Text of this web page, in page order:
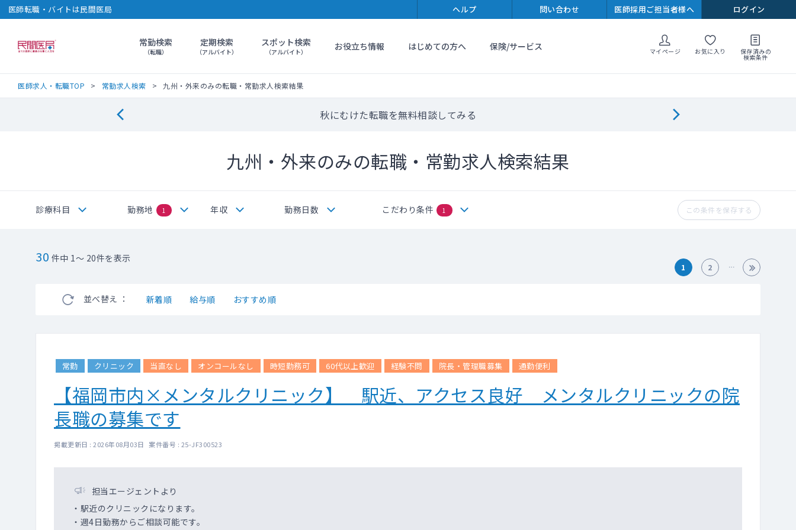
医師転職・バイトは民間医局 ヘルプ 問い合わせ 医師採用ご担当者様へ ログイン
民間医局常勤検索
（転職）
定期検索
（アルバイト）
スポット検索
（アルバイト） お役立ち情報 はじめての方へ 保険/サービス マイページ お気に入り 保存済みの
検索条件
医師求人・転職TOP 常勤求人検索 九州・外来のみの転職・常勤求人検索結果
秋にむけた転職を無料相談してみる
九州・外来のみの転職・常勤求人検索結果
診療科目 勤務地 1 年収 勤務日数 こだわり条件 1 この条件を保存する
30 件中 1～ 20件を表示
並べ替え ： 新着順 給与順 おすすめ順
1 2
常勤 クリニック 当直なし オンコールなし 時短勤務可 60代以上歓迎 経験不問 院長・管理職募集 通勤便利
【福岡市内×メンタルクリニック】 駅近、アクセス良好 メンタルクリニックの院
長職の募集です
掲載更新日 : 2026年08月03日 案件番号 : 25-JF300523
担当エージェントより
・駅近のクリニックになります。
・週4日勤務からご相談可能です。